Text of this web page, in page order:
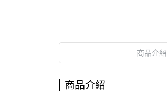
商品介紹
商品介紹